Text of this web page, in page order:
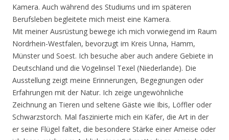
Kamera. Auch während des Studiums und im späteren
Berufsleben begleitete mich meist eine Kamera.
Mit meiner Ausrüstung bewege ich mich vorwiegend im Raum
Nordrhein-Westfalen, bevorzugt im Kreis Unna, Hamm,
Münster und Soest. Ich besuche aber auch andere Gebiete in
Deutschland und die Vogelinsel Texel (Niederlande). Die
Ausstellung zeigt meine Erinnerungen, Begegnungen oder
Erfahrungen mit der Natur. Ich zeige ungewöhnliche
Zeichnung an Tieren und seltene Gäste wie Ibis, Löffler oder
Schwarzstorch. Mal faszinierte mich ein Käfer, die Art in der
er seine Flügel faltet, die besondere Stärke einer Ameise oder